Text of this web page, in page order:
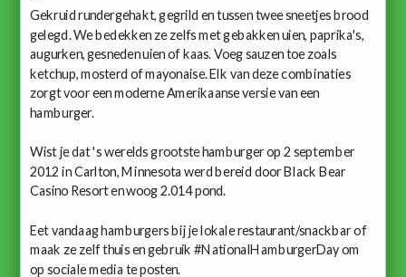
Gekruid rundergehakt, gegrild en tussen twee sneetjes brood
gelegd. We bedekken ze zelfs met gebakken uien, paprika's,
augurken, gesneden uien of kaas. Voeg sauzen toe zoals
ketchup, mosterd of mayonaise. Elk van deze combinaties
zorgt voor een moderne Amerikaanse versie van een
hamburger.
Wist je dat 's werelds grootste hamburger op 2 september
2012 in Carlton, Minnesota werd bereid door Black Bear
Casino Resort en woog 2.014 pond.
Eet vandaag hamburgers bij je lokale restaurant/snackbar of
maak ze zelf thuis en gebruik #NationalHamburgerDay om
op sociale media te posten.